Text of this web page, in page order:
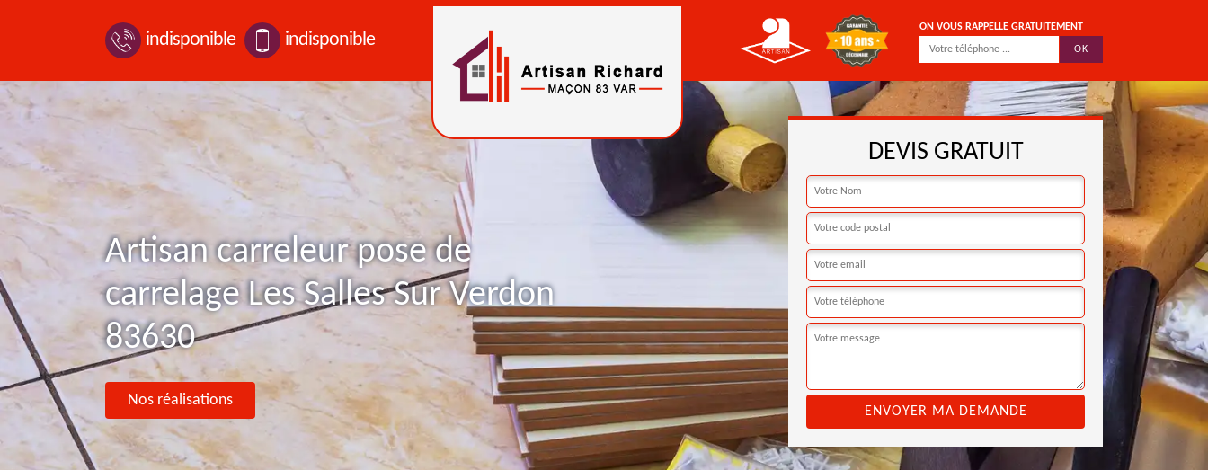
indisponible indisponible
ON VOUS RAPPELLE GRATUITEMENT
Artisan carreleur pose de
carrelage Les Salles Sur Verdon
83630
Nos réalisations
DEVIS GRATUIT